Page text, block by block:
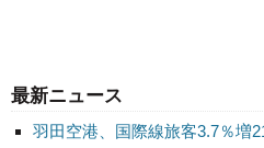
最新ニュース
羽田空港、国際線旅客3.7％増